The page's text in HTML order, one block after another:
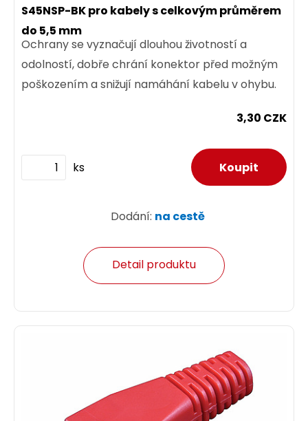
S45NSP-BK pro kabely s celkovým průměrem
do 5,5 mm
Ochrany se vyznačují dlouhou životností a
odolností, dobře chrání konektor před možným
poškozením a snižují namáhání kabelu v ohybu.
3,30 CZK
ks
Dodání: na cestě
Detail produktu